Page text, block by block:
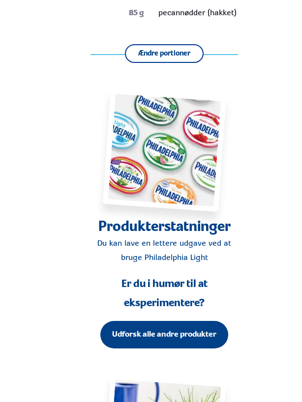
85g pecannødder (hakket)
Ændre portioner
Produkterstatninger
Du kan lave en lettere udgave ved at
bruge Philadelphia Light
Er du i humør til at
eksperimentere?
Udforsk alle andre produkter